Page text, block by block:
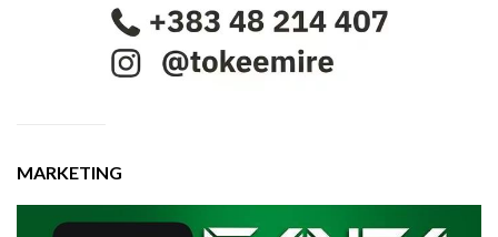
MARKETING